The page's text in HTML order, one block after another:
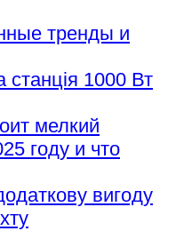
тренды и
станція 1000 Вт
мелкий
году и что
вигоду